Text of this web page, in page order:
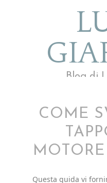
Blog di
COME
Questa guida vi